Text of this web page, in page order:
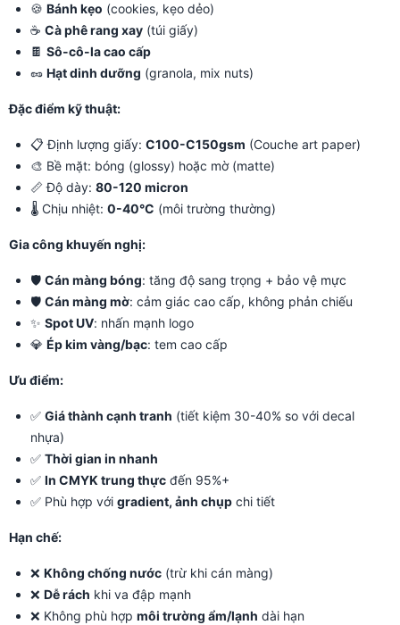
🍪 Bánh kẹo (cookies, kẹo dẻo)
☕ Cà phê rang xay (túi giấy)
🍫 Sô-cô-la cao cấp
🥜 Hạt dinh dưỡng (granola, mix nuts)
Đặc điểm kỹ thuật:
📋 Định lượng giấy: C100-C150gsm (Couche art paper)
🎨 Bề mặt: bóng (glossy) hoặc mờ (matte)
📏 Độ dày: 80-120 micron
🌡️ Chịu nhiệt: 0-40°C (môi trường thường)
Gia công khuyến nghị:
🛡️ Cán màng bóng: tăng độ sang trọng + bảo vệ mực
🛡️ Cán màng mờ: cảm giác cao cấp, không phản chiếu
✨ Spot UV: nhấn mạnh logo
💎 Ép kim vàng/bạc: tem cao cấp
Ưu điểm:
✅ Giá thành cạnh tranh (tiết kiệm 30-40% so với decal
nhựa)
✅ Thời gian in nhanh
✅ In CMYK trung thực đến 95%+
✅ Phù hợp với gradient, ảnh chụp chi tiết
Hạn chế:
❌ Không chống nước (trừ khi cán màng)
❌ Dễ rách khi va đập mạnh
❌ Không phù hợp môi trường ẩm/lạnh dài hạn